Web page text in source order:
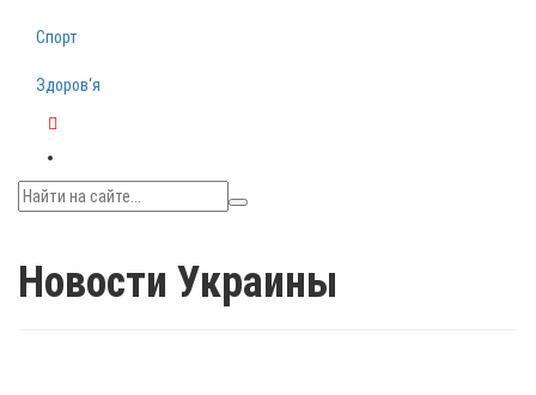
Спорт
Здоров‘я
Новости Украины